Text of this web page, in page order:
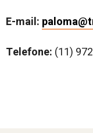
E-mail:
Telefone: (11)